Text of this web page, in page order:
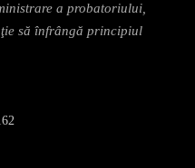
a probatoriului,
să înfrângă principiul